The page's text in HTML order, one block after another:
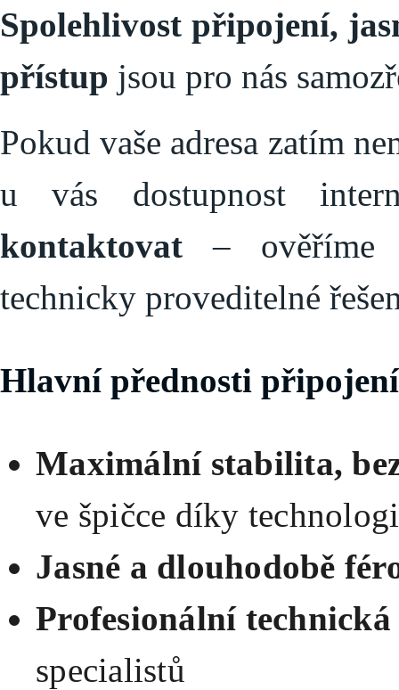
Spolehlivost připojení,
přístup jsou pro nás
Pokud vaše adresa zatím
u vás dostupnost
kontaktovat – ověříme
technicky proveditelné
Hlavní přednosti
Maximální stabilita,
ve špičce díky
Jasné a dlouhodobě
Profesionální
specialistů